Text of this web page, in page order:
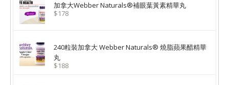
加拿大Webber Naturals®補眼葉黃素精華丸
$178
240粒裝加拿大 Webber Naturals® 燒脂蘋果醋精華
丸
$188